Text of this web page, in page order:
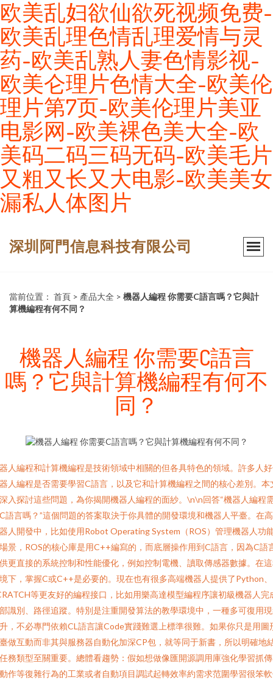
欧美乱妇欲仙欲死视频免费-
欧美乱理色情乱理爱情与灵
药-欧美乱熟人妻色情影视-
欧美仑理片色情大全-欧美伦
理片第7页-欧美伦理片美亚
电影网-欧美裸色美大全-欧
美码二码三码无码-欧美毛片
又粗又长又大电影-欧美美女
漏私人体图片
深圳阿門信息科技有限公司
當前位置： 首頁 > 產品大全 > 機器人編程 你需要C語言嗎？它與計
算機編程有何不同？
機器人編程 你需要C語言
嗎？它與計算機編程有何不
同？
人編程和計算機編程是技術領域中相關的但各具特色的領域。許多人
人編程是否需要學習C語言，以及它和計算機編程之間的核心差別。本
入探討這些問題，為你揭開機器人編程的面紗。\n\n回答“機器人編程
語言嗎？”這個問題的答案取決于你具體的開發環境和機器人平臺。在
人開發中，比如使用Robot Operating System（ROS）管理機器人功
景，ROS的核心庫是用C++編寫的，而底層操作用到C語言，因為C語
更直接的系統控制和性能優化，例如控制電機、讀取傳感器數據。在
下，掌握C或C++是必要的。現在也有很多高端機器人提供了Python、
等更友好的編程接口，比如用樂高達模型編程序讓初級機器人完
識別、路徑追蹤。特別是注重開發算法的教學環境中，一種多可復用
，不必專門依賴CL語言讓Code實踐難選上標準很難。如果你只是用圖
做互動而非其與服務器自動化加深CP包，就等同于新書，所以明確地
務類型至關重要。總體看趨勢：假如想做像匯開源調用庫強化學習抓
作等復雜行為的工業或者自動項目調試起轉效率約需求范圍學習很笨